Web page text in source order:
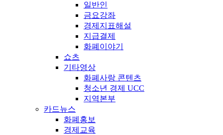
일반인
금요강좌
경제지표해설
지급결제
화폐이야기
쇼츠
기타영상
화폐사랑 콘텐츠
청소년 경제 UCC
지역본부
카드뉴스
화폐홍보
경제교육